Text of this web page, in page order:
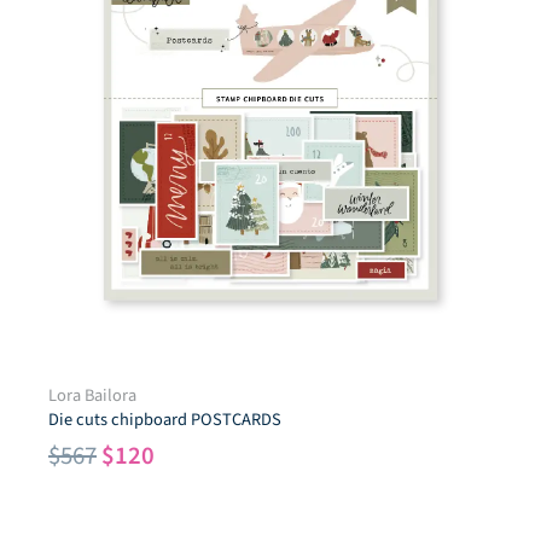
Lora Bailora
Die cuts chipboard POSTCARDS
$567El
$120